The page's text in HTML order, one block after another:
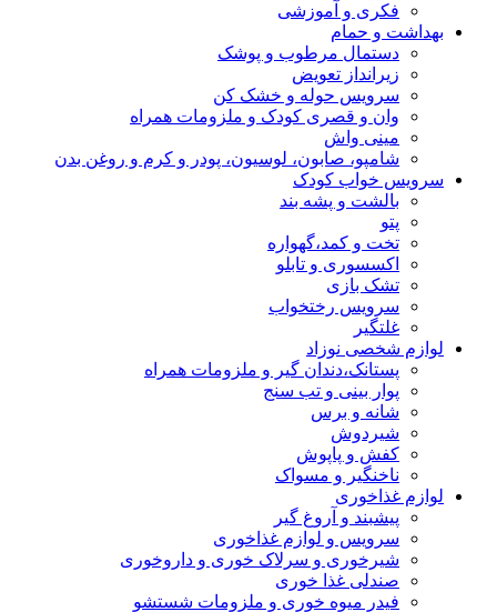
فکری و آموزشی
بهداشت و حمام
دستمال مرطوب و پوشک
زیرانداز تعویض
سرویس حوله و خشک کن
وان و قصری کودک و ملزومات همراه
مینی واش
شامپو، صابون، لوسیون، پودر و کرم و روغن بدن
سرویس خواب کودک
بالشت و پشه بند
پتو
تخت و کمد،گهواره
اکسسوری و تابلو
تشک بازی
سرویس رختخواب
غلتگیر
لوازم شخصی نوزاد
پستانک،دندان گیر و ملزومات همراه
پوار بینی و تب سنج
شانه و برس
شیردوش
کفش و پاپوش
ناخنگیر و مسواک
لوازم غذاخوری
پیشبند و آروغ گیر
سرویس و لوازم غذاخوری
شیرخوری و سرلاک خوری و داروخوری
صندلی غذا خوری
فیدر میوه خوری و ملزومات شستشو